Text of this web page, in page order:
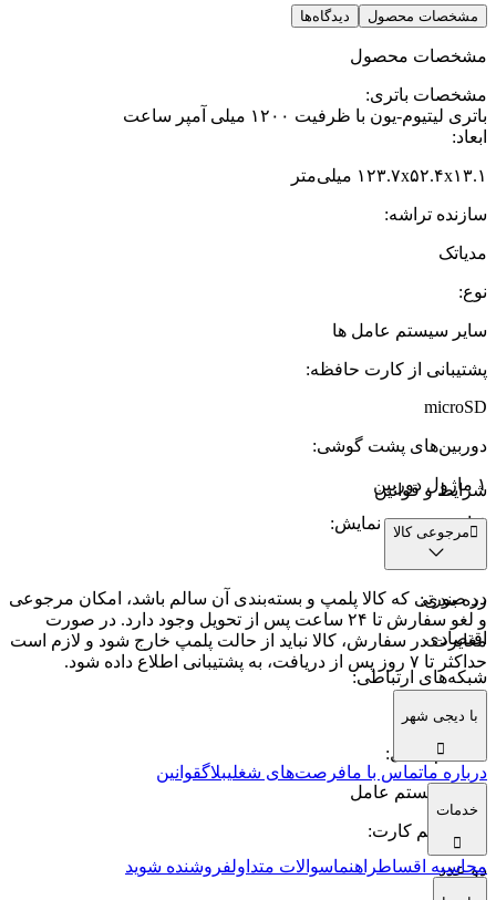
مشخصات محصول دیدگاه‌ها
مشخصات محصول
مشخصات باتری:
باتری لیتیوم-یون با ظرفیت ۱۲۰۰ میلی آمپر ساعت
ابعاد:
۱۲۳.۷x۵۲.۴x۱۳.۱ میلی‌متر
سازنده تراشه:
مدیاتک
نوع:
سایر سیستم عامل ها
پشتیبانی از کارت حافظه:
microSD
دوربین‌های پشت گوشی:
۱ ماژول دوربین
فناوری صفحه‌ نمایش:
رده بندی:
اقتصادی
شبکه‌های ارتباطی:
2G
سیستم عامل:
بدون سیستم عامل
تعداد سیم کارت:
دو عدد
شرایط و قوانین
مرجوعی کالا
در صورتی که کالا پلمپ و بسته‌بندی آن سالم باشد، امکان مرجوعی
و لغو سفارش تا ۲۴ ساعت پس از تحویل وجود دارد. در صورت
مغایرت در سفارش، کالا نباید از حالت پلمپ خارج شود و لازم است
حداکثر تا ۷ روز پس از دریافت، به پشتیبانی اطلاع داده شود.
با دیجی شهر
درباره ماتماس با مافرصت‌های شغلیبلاگقوانین
خدمات
محاسبه اقساطراهنماسوالات متداولفروشنده شوید